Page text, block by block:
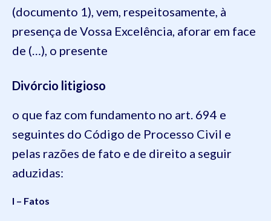
(documento 1), vem, respeitosamente, à
presença de Vossa Excelência, aforar em face
de (…), o presente
Divórcio litigioso
o que faz com fundamento no art. 694 e
seguintes do Código de Processo Civil e
pelas razões de fato e de direito a seguir
aduzidas:
I – Fatos